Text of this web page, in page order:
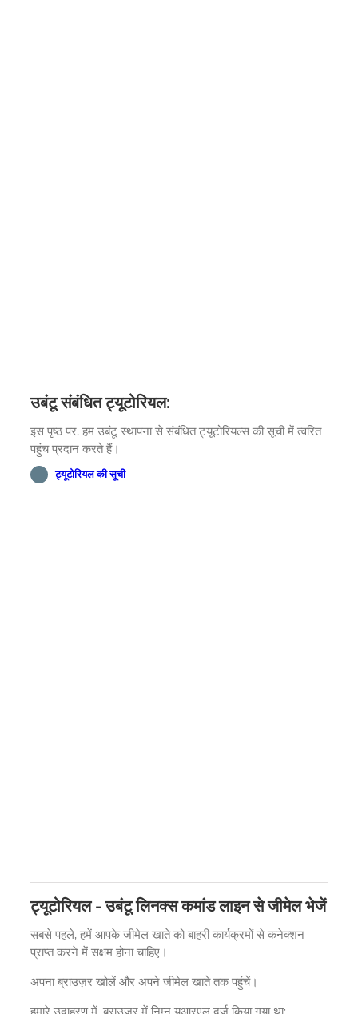
उबंटू संबंधित ट्यूटोरियल:
इस पृष्ठ पर, हम उबंटू स्थापना से संबंधित ट्यूटोरियल्स की सूची में त्वरित
पहुंच प्रदान करते हैं।
ट्यूटोरियल की सूची
ट्यूटोरियल - उबंटू लिनक्स कमांड लाइन से जीमेल भेजें
सबसे पहले, हमें आपके जीमेल खाते को बाहरी कार्यक्रमों से कनेक्शन
प्राप्त करने में सक्षम होना चाहिए।
अपना ब्राउज़र खोलें और अपने जीमेल खाते तक पहुंचें।